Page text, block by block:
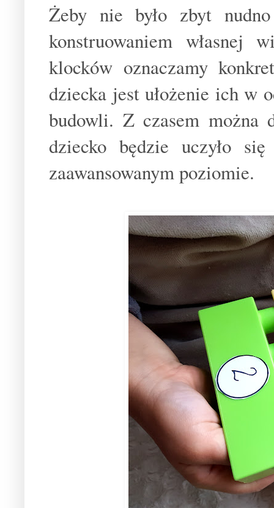
Żeby nie było zbyt
konstruowaniem
klocków oznaczamy
dziecka jest ułożenie ich w
budowli. Z czasem można
dziecko będzie uczyło
zaawansowanym poziomie.